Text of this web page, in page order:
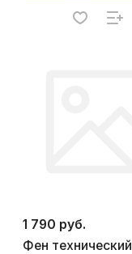
1 790 руб.
Фен технический